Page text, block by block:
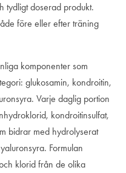
tydligt doserad produkt.
före eller efter träning
komponenter som
glukosamin, kondroitin,
Varje daglig portion
kondroitinsulfat,
bidrar med hydrolyserat
Formulan
klorid från de olika